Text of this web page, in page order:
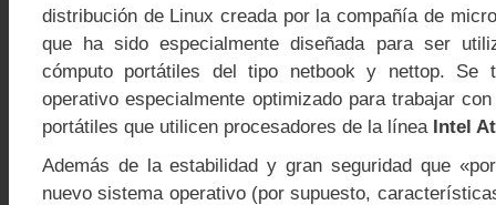
distribución de Linux creada por la compañía de
que ha sido especialmente diseñada para ser
cómputo portátiles del tipo netbook y nettop. Se
operativo especialmente optimizado para trabajar
portátiles que utilicen procesadores de la línea Intel
Además de la estabilidad y gran seguridad que
nuevo sistema operativo (por supuesto,